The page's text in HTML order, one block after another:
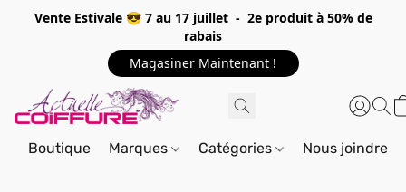
Vente Estivale 😎 7 au 17 juillet - 2e produit à 50% de
rabais
Magasiner Maintenant !
Boutique Marques Catégories Nous joindre